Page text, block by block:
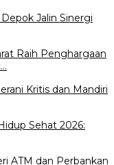
Jalin Sinergi
Raih Penghargaan
Kritis dan Mandiri
Sehat 2026:
ATM dan Perbankan